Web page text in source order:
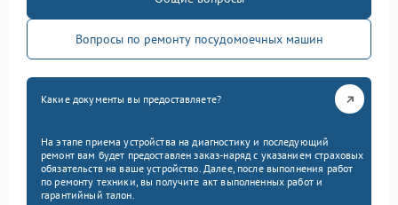
Вопросы по ремонту посудомоечных машин
Какие документы вы предоставляете?
На этапе приема устройства на диагностику и последующий
ремонт вам будет предоставлен заказ-наряд с указанием страховых
обязательств на ваше устройство. Далее, после выполнения работ
по ремонту техники, вы получите акт выполненных работ и
гарантийный талон.